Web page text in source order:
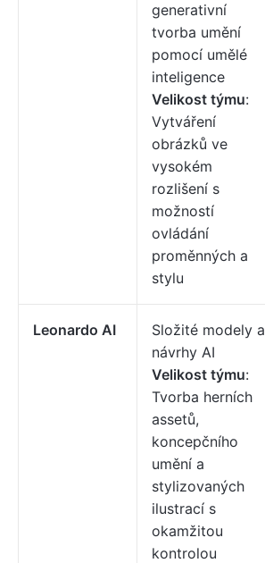
generativní
tvorba umění
pomocí umělé
inteligence
Velikost týmu:
Vytváření
obrázků ve
vysokém
rozlišení s
možností
ovládání
proměnných a
stylu
Leonardo AI
Složité modely a
návrhy AI
Velikost týmu:
Tvorba herních
assetů,
koncepčního
umění a
stylizovaných
ilustrací s
okamžitou
kontrolou